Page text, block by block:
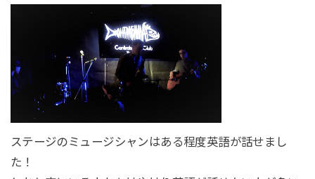
ステージのミュージシャンはある程度英語が話せまし
た！